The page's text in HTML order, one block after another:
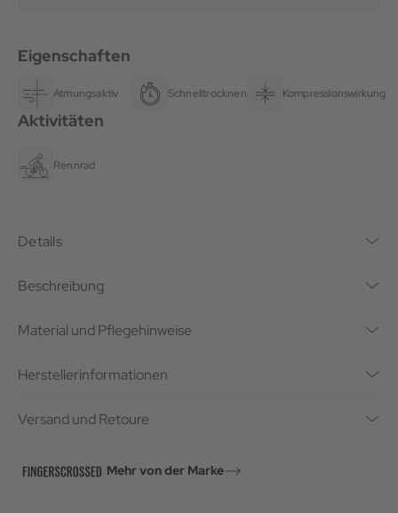
Eigenschaften
Atmungsaktiv Schnelltrocknend Kompressionswirkung
Aktivitäten
Rennrad
Details
Beschreibung
Material und Pflegehinweise
Herstellerinformationen
Versand und Retoure
Mehr von der Marke